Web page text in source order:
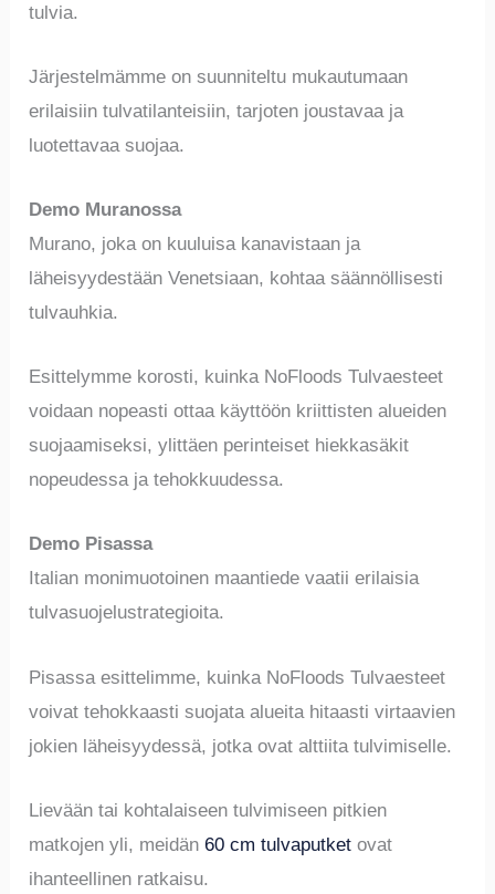
tulvia.
Järjestelmämme on suunniteltu mukautumaan
erilaisiin tulvatilanteisiin, tarjoten joustavaa ja
luotettavaa suojaa.
Demo Muranossa
Murano, joka on kuuluisa kanavistaan ja
läheisyydestään Venetsiaan, kohtaa säännöllisesti
tulvauhkia.
Esittelymme korosti, kuinka NoFloods Tulvaesteet
voidaan nopeasti ottaa käyttöön kriittisten alueiden
suojaamiseksi, ylittäen perinteiset hiekkasäkit
nopeudessa ja tehokkuudessa.
Demo Pisassa
Italian monimuotoinen maantiede vaatii erilaisia
tulvasuojelustrategioita.
Pisassa esittelimme, kuinka NoFloods Tulvaesteet
voivat tehokkaasti suojata alueita hitaasti virtaavien
jokien läheisyydessä, jotka ovat alttiita tulvimiselle.
Lievään tai kohtalaiseen tulvimiseen pitkien
matkojen yli, meidän60 cm tulvaputket ovat
ihanteellinen ratkaisu.